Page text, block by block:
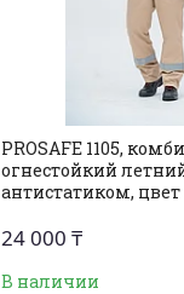
PROSAFE 1105,
огнеcтойкий
антистатиком,
24 000 ₸
В наличии